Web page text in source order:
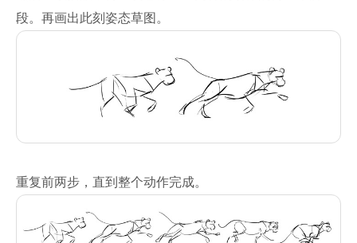
段。再画出此刻姿态草图。
重复前两步，直到整个动作完成。